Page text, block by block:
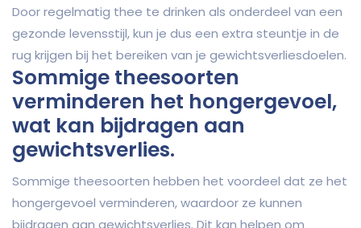
Door regelmatig thee te drinken als onderdeel van een
gezonde levensstijl, kun je dus een extra steuntje in de
rug krijgen bij het bereiken van je gewichtsverliesdoelen.
Sommige theesoorten
verminderen het hongergevoel,
wat kan bijdragen aan
gewichtsverlies.
Sommige theesoorten hebben het voordeel dat ze het
hongergevoel verminderen, waardoor ze kunnen